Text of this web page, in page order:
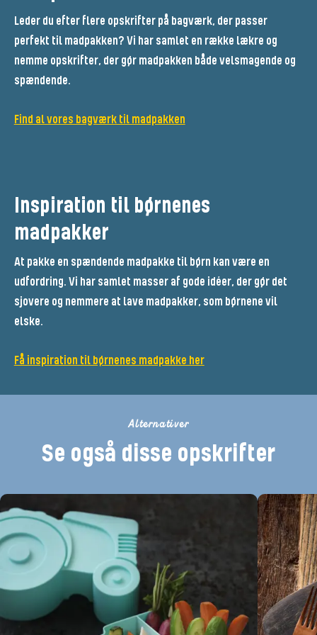
Leder du efter flere opskrifter på bagværk, der passer
perfekt til madpakken? Vi har samlet en række lækre og
nemme opskrifter, der gør madpakken både velsmagende og
spændende.
Find al vores bagværk til madpakken
Inspiration til børnenes
madpakker
At pakke en spændende madpakke til børn kan være en
udfordring. Vi har samlet masser af gode idéer, der gør det
sjovere og nemmere at lave madpakker, som børnene vil
elske.
Få inspiration til børnenes madpakke her
Alternativer
Se også disse opskrifter